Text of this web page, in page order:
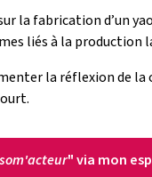
la fabrication d’un
liés à la production
la réflexion de
" via mon